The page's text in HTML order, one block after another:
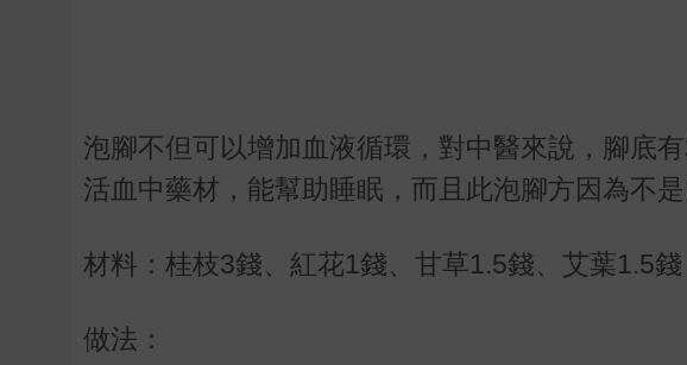
泡腳不但可以增加血液循環，對中醫來說，腳底
活血中藥材，能幫助睡眠，而且此泡腳方因為不是
材料：桂枝3錢、紅花1錢、甘草1.5錢、艾葉1.5錢
做法：